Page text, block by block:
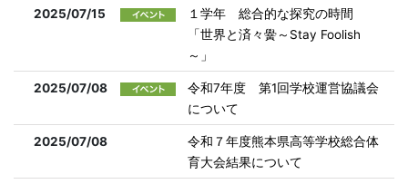
2025/07/15
１学年 総合的な探究の時間
「世界と済々黌～Stay Foolish
～」
2025/07/08
令和7年度 第1回学校運営協議会
について
2025/07/08
令和７年度熊本県高等学校総合体
育大会結果について